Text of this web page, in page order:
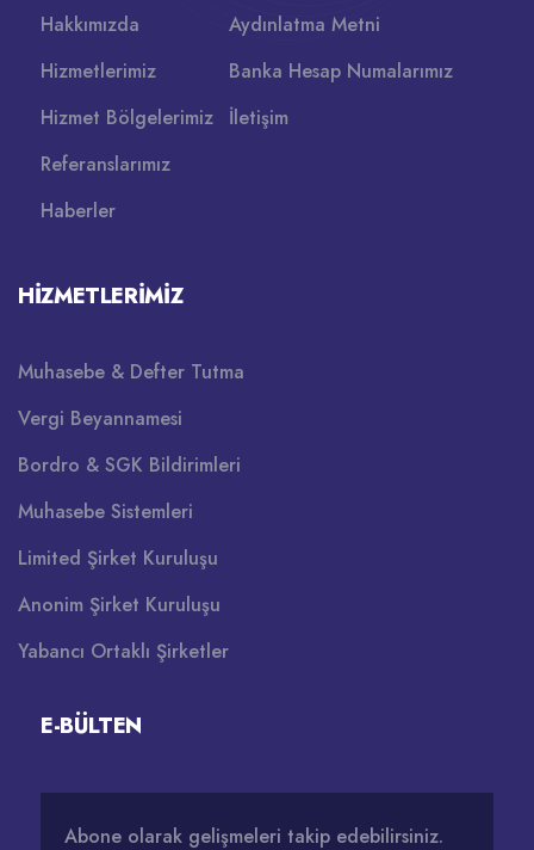
Hakkımızda
Hizmetlerimiz
Hizmet Bölgelerimiz
Referanslarımız
Haberler
Aydınlatma Metni
Banka Hesap Numalarımız
İletişim
HIZMETLERIMIZ
Muhasebe & Defter Tutma
Vergi Beyannamesi
Bordro & SGK Bildirimleri
Muhasebe Sistemleri
Limited Şirket Kuruluşu
Anonim Şirket Kuruluşu
Yabancı Ortaklı Şirketler
E-BÜLTEN
Abone olarak gelişmeleri takip edebilirsiniz.